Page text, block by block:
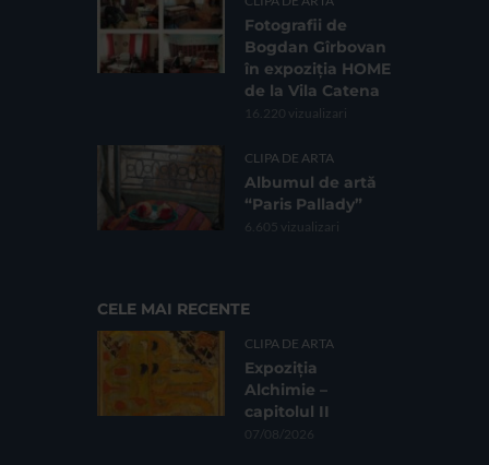
Fotografii de
Bogdan Gîrbovan
în expoziția HOME
de la Vila Catena
16.220 vizualizari
CLIPA DE ARTA
Albumul de artă
“Paris Pallady”
6.605 vizualizari
CELE MAI RECENTE
CLIPA DE ARTA
Expoziția
Alchimie –
capitolul II
07/08/2026